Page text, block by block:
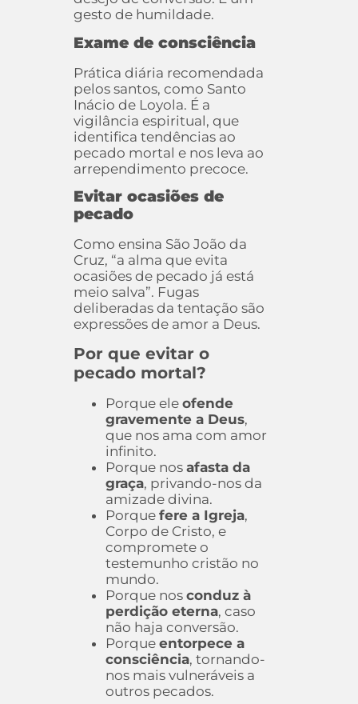
gesto de humildade.
Exame de consciência
Prática diária recomendada
pelos santos, como Santo
Inácio de Loyola. É a
vigilância espiritual, que
identifica tendências ao
pecado mortal e nos leva ao
arrependimento precoce.
Evitar ocasiões de
pecado
Como ensina São João da
Cruz, “a alma que evita
ocasiões de pecado já está
meio salva”. Fugas
deliberadas da tentação são
expressões de amor a Deus.
Por que evitar o
pecado mortal?
Porque eleofende
gravemente a Deus,
que nos ama com amor
infinito.
Porque nosafasta da
graça, privando-nos da
amizade divina.
Porquefere a Igreja,
Corpo de Cristo, e
compromete o
testemunho cristão no
mundo.
Porque nosconduz à
perdição eterna, caso
não haja conversão.
Porqueentorpece a
consciência, tornando-
nos mais vulneráveis a
outros pecados.